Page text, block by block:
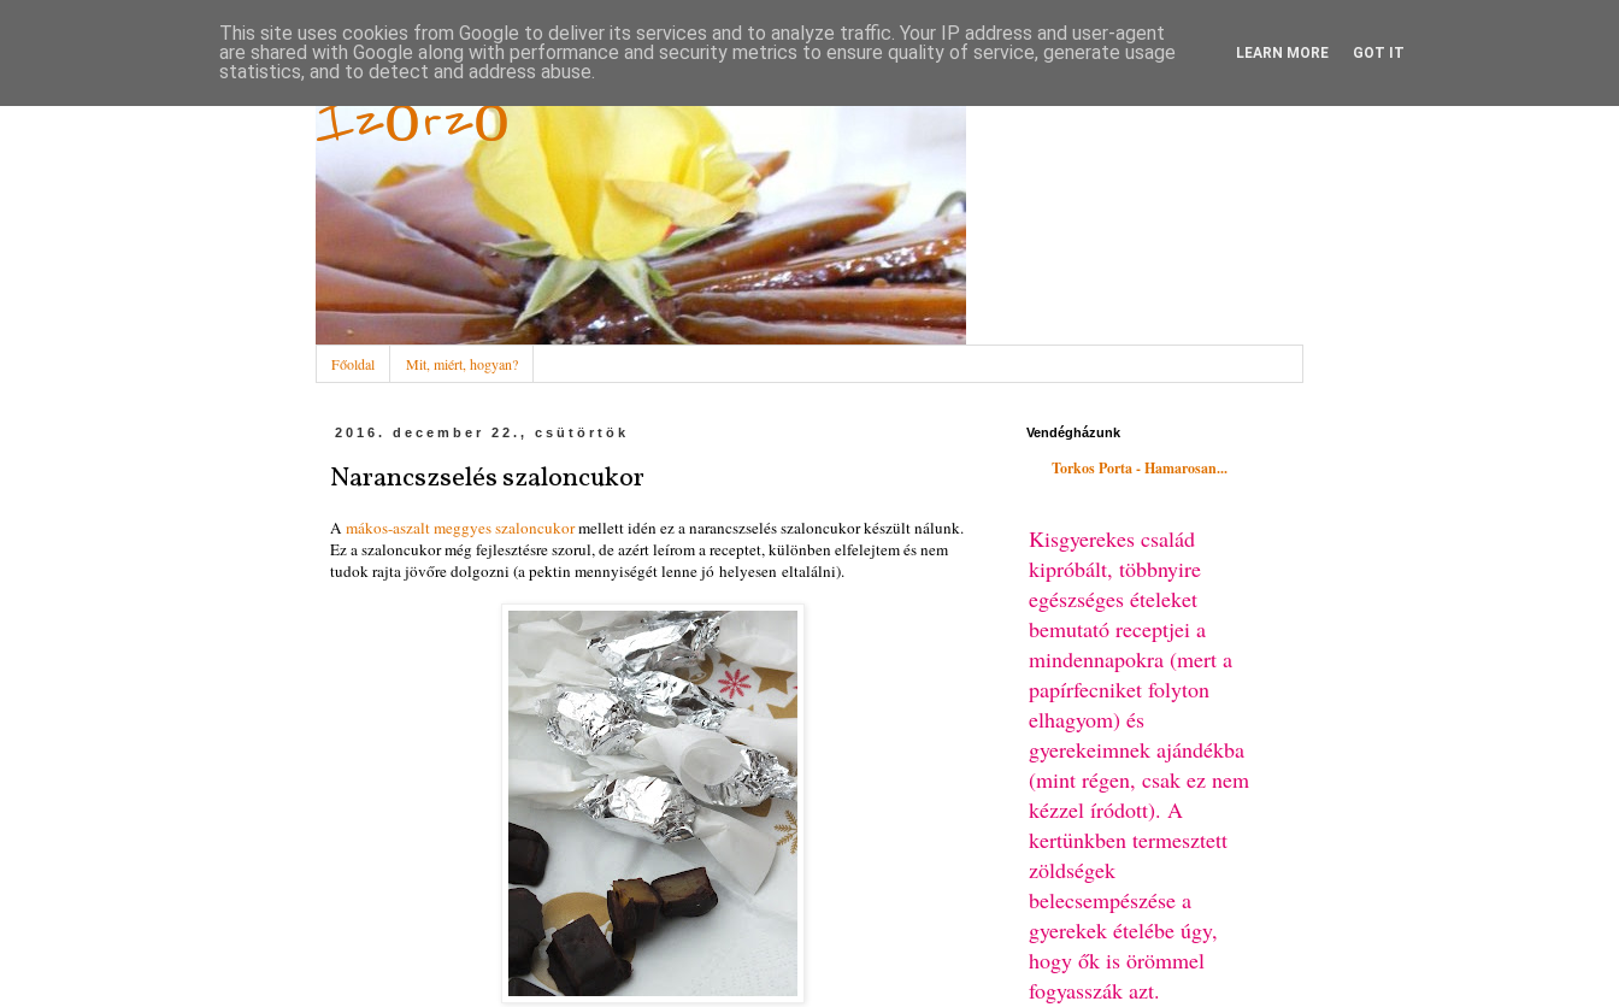
Ízőrző
Főoldal Mit, miért, hogyan?
2016. december 22., csütörtök
Narancszselés szaloncukor
A mákos-aszalt meggyes szaloncukormellett idén ez a narancszselés szaloncukor készült nálunk.
Ez a szaloncukor még fejlesztésre szorul, de azért leírom a receptet, különben elfelejtem és nem
tudok rajta jövőre dolgozni (a pektin mennyiségét lenne jó helyesen eltalálni).
Vendégházunk
Torkos Porta - Hamarosan...
Kisgyerekes család
kipróbált, többnyire
egészséges ételeket
bemutató receptjei a
mindennapokra (mert a
papírfecniket folyton
elhagyom) és
gyerekeimnek ajándékba
(mint régen, csak ez nem
kézzel íródott). A
kertünkben termesztett
zöldségek
belecsempészése a
gyerekek ételébe úgy,
hogy ők is örömmel
fogyasszák azt.
This site uses cookies from Google to deliver its services and to analyze traffic. Your IP address and user-agent
are shared with Google along with performance and security metrics to ensure quality of service, generate usage
statistics, and to detect and address abuse.
LEARN MORE GOT IT